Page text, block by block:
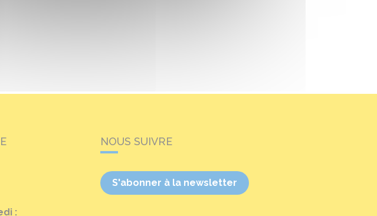
:
NOUS SUIVRE
S'abonner à la newsletter